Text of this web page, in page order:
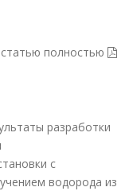
полностью
разработки
с
водорода из